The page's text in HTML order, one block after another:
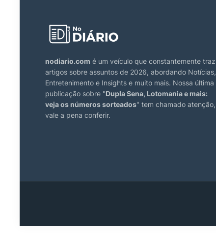
nodiario.com é um veículo que constantemente traz
artigos sobre assuntos de 2026, abordando Notícias,
Entretenimento e Insights e muito mais. Nossa última
publicação sobre "Dupla Sena, Lotomania e mais:
veja os números sorteados" tem chamado atenção,
vale a pena conferir.